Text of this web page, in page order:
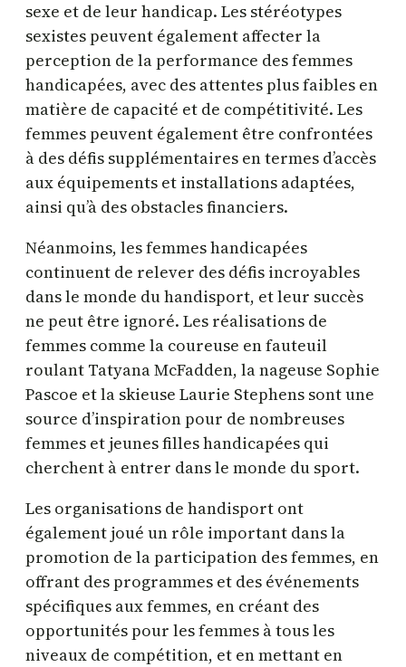
sexe et de leur handicap. Les stéréotypes
sexistes peuvent également affecter la
perception de la performance des femmes
handicapées, avec des attentes plus faibles en
matière de capacité et de compétitivité. Les
femmes peuvent également être confrontées
à des défis supplémentaires en termes d’accès
aux équipements et installations adaptées,
ainsi qu’à des obstacles financiers.
Néanmoins, les femmes handicapées
continuent de relever des défis incroyables
dans le monde du handisport, et leur succès
ne peut être ignoré. Les réalisations de
femmes comme la coureuse en fauteuil
roulant Tatyana McFadden, la nageuse Sophie
Pascoe et la skieuse Laurie Stephens sont une
source d’inspiration pour de nombreuses
femmes et jeunes filles handicapées qui
cherchent à entrer dans le monde du sport.
Les organisations de handisport ont
également joué un rôle important dans la
promotion de la participation des femmes, en
offrant des programmes et des événements
spécifiques aux femmes, en créant des
opportunités pour les femmes à tous les
niveaux de compétition, et en mettant en